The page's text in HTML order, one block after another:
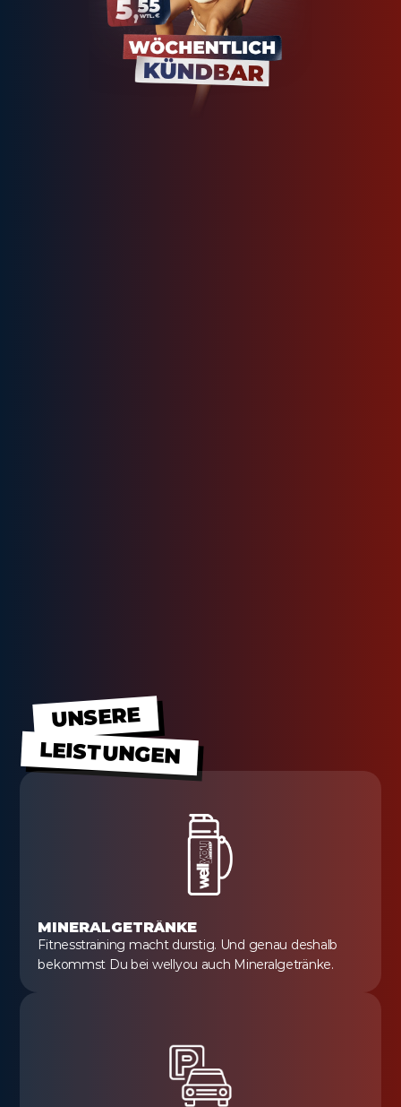
UNSERE
LEISTUNGEN
MINERALGETRÄNKE
Fitnesstraining macht durstig. Und genau deshalb
bekommst Du bei wellyou auch Mineralgetränke.